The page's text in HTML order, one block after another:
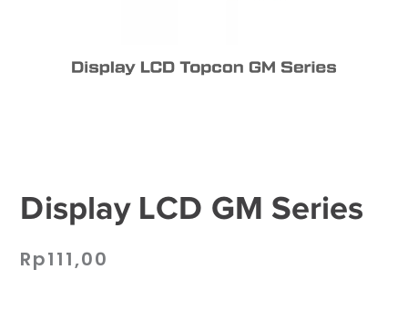
Display LCD GM Series
Rp111,00